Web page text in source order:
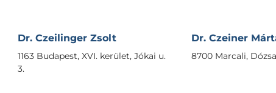
Dr. Czeilinger Zsolt
1163 Budapest, XVI. kerület, Jókai u.
3.
Dr. Czeiner
8700 Marcali,